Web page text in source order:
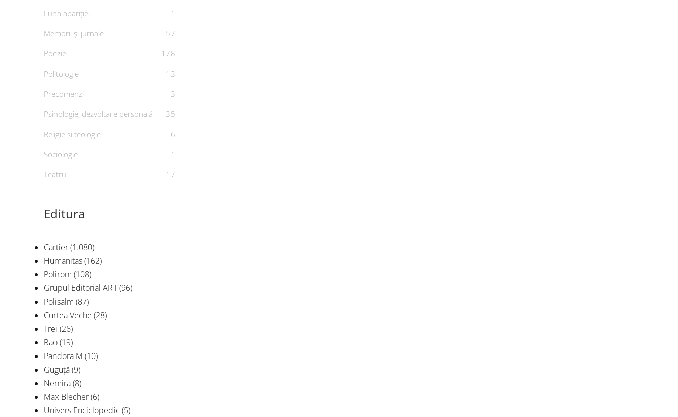
Luna apariției
1
Memorii și jurnale
57
Poezie
178
Politologie
13
Precomenzi
3
Psihologie, dezvoltare personală
35
Religie și teologie
6
Sociologie
1
Teatru
17
Editura
Cartier(1.080)
Humanitas(162)
Polirom (108)
Grupul Editorial ART(96)
Polisalm (87)
Curtea Veche (28)
Trei (26)
Rao(19)
Pandora M (10)
Guguță(9)
Nemira(8)
Max Blecher(6)
Univers Enciclopedic (5)